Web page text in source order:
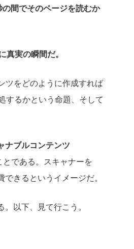
間でそのページを読むか
真実の瞬間だ。
ツをどのように作成すれば
するかという命題、そして
ナブルコンテンツ
とである。スキャナーを
きるというイメージだ。
以下、見て行こう。